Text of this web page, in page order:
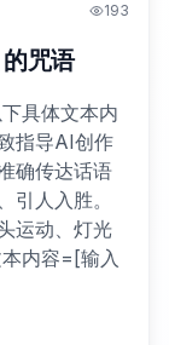
193
咒语
具体文本内
指导AI创作
确传达话语
引人入胜。
运动、灯光
内容=[输入